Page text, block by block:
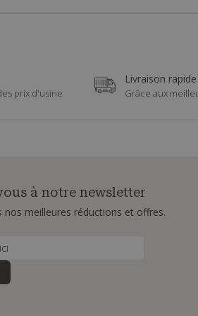
prix d'usine
Livraison
Grâce aux
à notre newsletter
nos meilleures réductions et offres.